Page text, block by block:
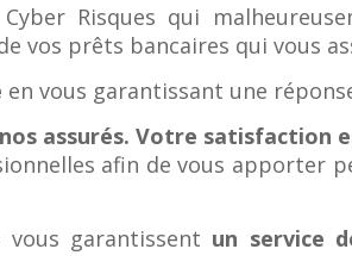
Cyber Risques qui
vos prêts bancaires qui vous
en vous garantissant une
assurés. Votre satisfaction
afin de vous apporter
garantissent un service